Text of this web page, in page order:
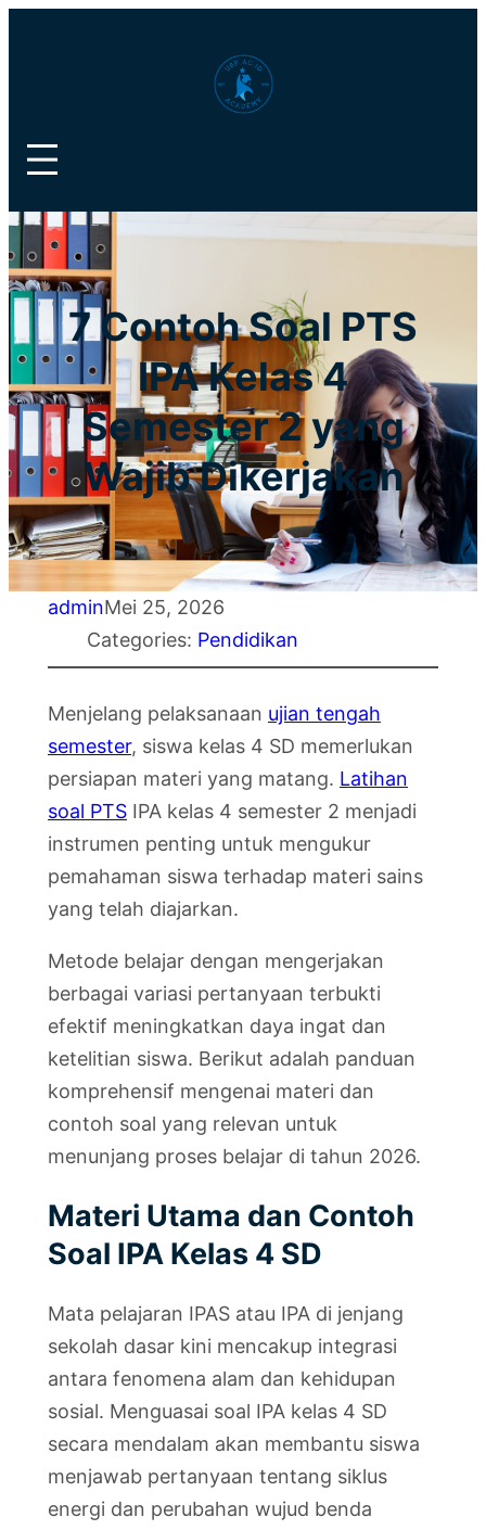
7 Contoh Soal PTS
IPA Kelas 4
Semester 2 yang
Wajib Dikerjakan
adminMei 25, 2026
Categories: Pendidikan
Menjelang pelaksanaan ujian tengah
semester, siswa kelas 4 SD memerlukan
persiapan materi yang matang. Latihan
soal PTS IPA kelas 4 semester 2 menjadi
instrumen penting untuk mengukur
pemahaman siswa terhadap materi sains
yang telah diajarkan.
Metode belajar dengan mengerjakan
berbagai variasi pertanyaan terbukti
efektif meningkatkan daya ingat dan
ketelitian siswa. Berikut adalah panduan
komprehensif mengenai materi dan
contoh soal yang relevan untuk
menunjang proses belajar di tahun 2026.
Materi Utama dan Contoh
Soal IPA Kelas 4 SD
Mata pelajaran IPAS atau IPA di jenjang
sekolah dasar kini mencakup integrasi
antara fenomena alam dan kehidupan
sosial. Menguasai soal IPA kelas 4 SD
secara mendalam akan membantu siswa
menjawab pertanyaan tentang siklus
energi dan perubahan wujud benda